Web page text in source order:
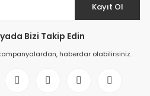
Kayıt Ol
Bizi Takip Edin
haberdar olabilirsiniz.